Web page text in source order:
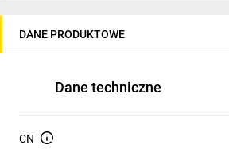
przed porażeniem elektrycznym: II/III
Oprawa jest przystosowana do źródeł
Stopień IP: 20
DANE PRODUKTOWE
Dane techniczne
CN